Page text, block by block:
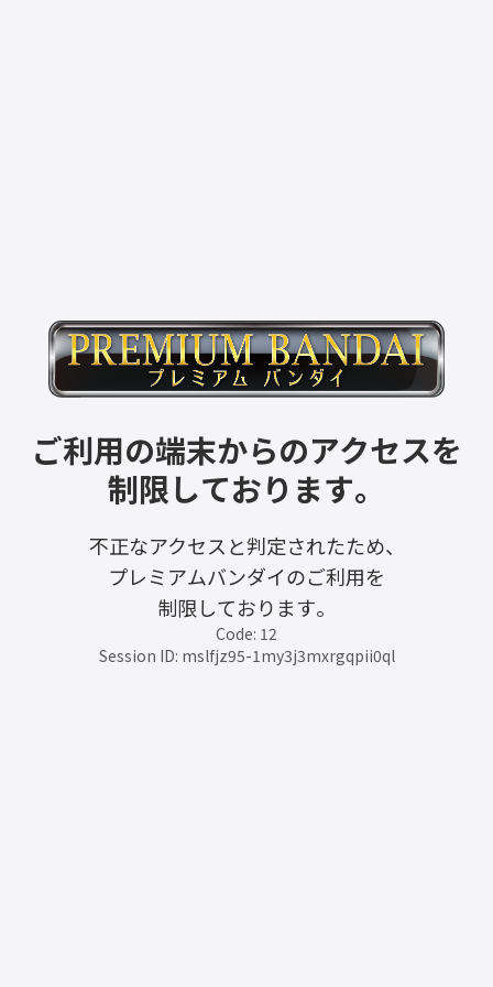
ご利用の端末からのアクセスを
制限しております。
不正なアクセスと判定されたため、
プレミアムバンダイのご利用を
制限しております。
Code: 12
Session ID: mslfjz95-1my3j3mxrgqpii0ql